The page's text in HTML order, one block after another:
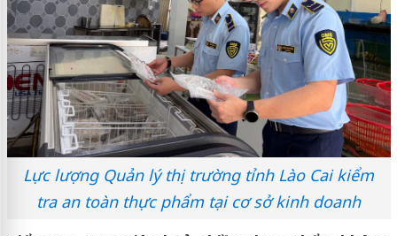
Lực lượng Quản lý thị trường tỉnh Lào Cai kiểm
tra an toàn thực phẩm tại cơ sở kinh doanh